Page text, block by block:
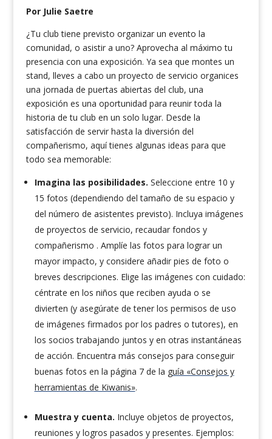
Por Julie Saetre
¿Tu club tiene previsto organizar un evento la
comunidad, o asistir a uno? Aprovecha al máximo tu
presencia con una exposición. Ya sea que montes un
stand, lleves a cabo un proyecto de servicio organices
una jornada de puertas abiertas del club, una
exposición es una oportunidad para reunir toda la
historia de tu club en un solo lugar. Desde la
satisfacción de servir hasta la diversión del
compañerismo, aquí tienes algunas ideas para que
todo sea memorable:
Imagina las posibilidades. Seleccione entre 10 y
15 fotos (dependiendo del tamaño de su espacio y
del número de asistentes previsto). Incluya imágenes
de proyectos de servicio, recaudar fondos y
compañerismo . Amplíe las fotos para lograr un
mayor impacto, y considere añadir pies de foto o
breves descripciones. Elige las imágenes con cuidado:
céntrate en los niños que reciben ayuda o se
divierten (y asegúrate de tener los permisos de uso
de imágenes firmados por los padres o tutores), en
los socios trabajando juntos y en otras instantáneas
de acción. Encuentra más consejos para conseguir
buenas fotos en la página 7 de la guía «Consejos y
herramientas de Kiwanis».
Muestra y cuenta. Incluye objetos de proyectos,
reuniones y logros pasados y presentes. Ejemplos: